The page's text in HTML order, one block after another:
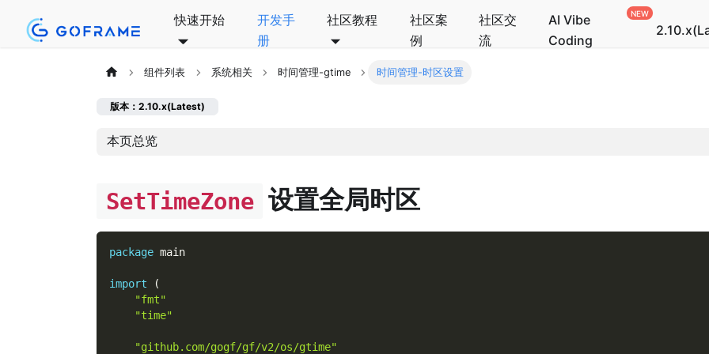
快速开始
开发手
册
社区教程
社区案
例
社区交
流
AI Vibe
Coding
组件列表 系统相关 时间管理-gtime 时间管理-时区设置
版本：2.10.x(Latest)
本页总览
SetTimeZone 设置全局时区
package main
import
(
"fmt"
"time"
"github.com/gogf/gf/v2/os/gtime"